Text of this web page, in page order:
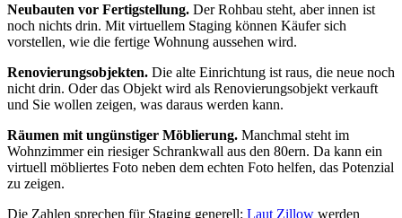
Neubauten vor Fertigstellung. Der Rohbau steht, aber innen ist
noch nichts drin. Mit virtuellem Staging können Käufer sich
vorstellen, wie die fertige Wohnung aussehen wird.
Renovierungsobjekten. Die alte Einrichtung ist raus, die neue noch
nicht drin. Oder das Objekt wird als Renovierungsobjekt verkauft
und Sie wollen zeigen, was daraus werden kann.
Räumen mit ungünstiger Möblierung. Manchmal steht im
Wohnzimmer ein riesiger Schrankwall aus den 80ern. Da kann ein
virtuell möbliertes Foto neben dem echten Foto helfen, das Potenzial
zu zeigen.
Die Zahlen sprechen für Staging generell: Laut Zillow werden